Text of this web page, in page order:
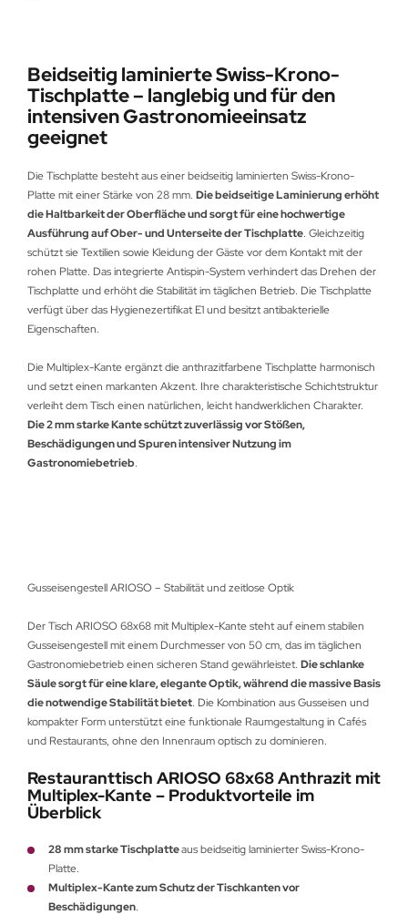
Beidseitig laminierte Swiss-Krono-
Tischplatte – langlebig und für den
intensiven Gastronomieeinsatz
geeignet
Die Tischplatte besteht aus einer beidseitig laminierten Swiss-Krono-
Platte mit einer Stärke von 28 mm. Die beidseitige Laminierung erhöht
die Haltbarkeit der Oberfläche und sorgt für eine hochwertige
Ausführung auf Ober- und Unterseite der Tischplatte. Gleichzeitig
schützt sie Textilien sowie Kleidung der Gäste vor dem Kontakt mit der
rohen Platte. Das integrierte Antispin-System verhindert das Drehen der
Tischplatte und erhöht die Stabilität im täglichen Betrieb. Die Tischplatte
verfügt über das Hygienezertifikat E1 und besitzt antibakterielle
Eigenschaften.
Die Multiplex-Kante ergänzt die anthrazitfarbene Tischplatte harmonisch
und setzt einen markanten Akzent. Ihre charakteristische Schichtstruktur
verleiht dem Tisch einen natürlichen, leicht handwerklichen Charakter.
Die 2 mm starke Kante schützt zuverlässig vor Stößen,
Beschädigungen und Spuren intensiver Nutzung im
Gastronomiebetrieb.
Gusseisengestell ARIOSO – Stabilität und zeitlose Optik
Der Tisch ARIOSO 68x68 mit Multiplex-Kante steht auf einem stabilen
Gusseisengestell mit einem Durchmesser von 50 cm, das im täglichen
Gastronomiebetrieb einen sicheren Stand gewährleistet. Die schlanke
Säule sorgt für eine klare, elegante Optik, während die massive Basis
die notwendige Stabilität bietet. Die Kombination aus Gusseisen und
kompakter Form unterstützt eine funktionale Raumgestaltung in Cafés
und Restaurants, ohne den Innenraum optisch zu dominieren.
Restauranttisch ARIOSO 68x68 Anthrazit mit
Multiplex-Kante – Produktvorteile im
Überblick
28 mm starke Tischplatteaus beidseitig laminierter Swiss-Krono-
Platte.
Multiplex-Kante zum Schutz der Tischkanten vor
Beschädigungen.